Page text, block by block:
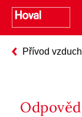
Přívod